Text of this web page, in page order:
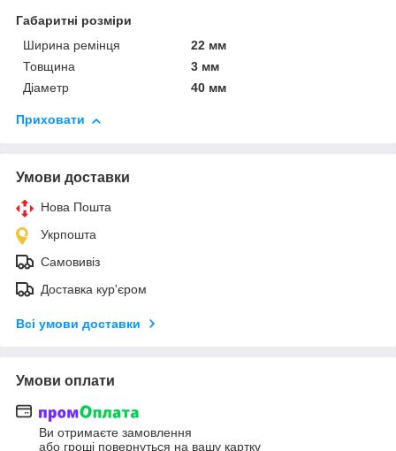
Габаритні розміри
Ширина ремінця
22 мм
Товщина
3 мм
Діаметр
40 мм
Приховати
Умови доставки
Нова Пошта
Укрпошта
Самовивіз
Доставка кур'єром
Всі умови доставки
Умови оплати
Ви отримаєте замовлення
або гроші повернуться на вашу картку